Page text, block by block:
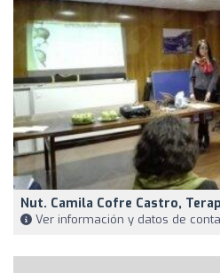
Nut. Camila Cofre Castro,
Ver información y datos de